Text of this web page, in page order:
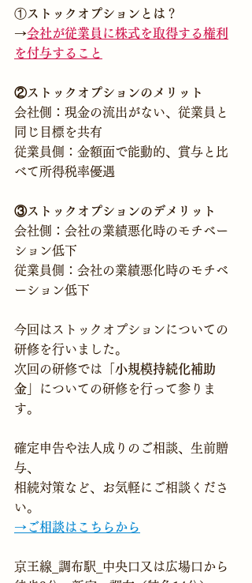
①ストックオプションとは ？
→会社が従業員に株式を取得する権利
を付与すること
②ストックオプションのメリット
会社側：現金の流出がない、従業員と
同じ目標を共有
従業員側：金額面で能動的、賞与と比
べて所得税率優遇
③ストックオプションのデメリット
会社側：会社の業績悪化時のモチベー
ション低下
従業員側：会社の業績悪化時のモチベ
ーション低下
今回はストックオプションについての
研修を行いました。
次回の研修では 「小規模持続化補助
金」
についての研修を行って参りま
す。
確定申告や法人成りのご相談、生前贈
与、
相続対策など、お気軽にご相談くださ
い。
→ご相談はこちらから
京王線_調布駅_中央口又は広場口から